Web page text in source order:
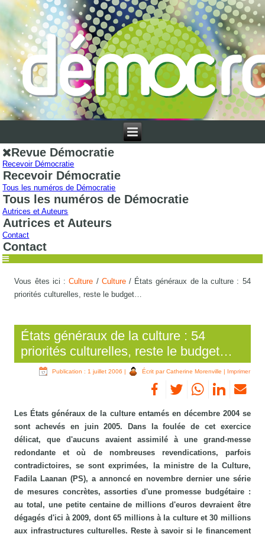
Revue Démocratie
Recevoir Démocratie
Recevoir Démocratie
Tous les numéros de Démocratie
Tous les numéros de Démocratie
Autrices et Auteurs
Autrices et Auteurs
Contact
Contact
Vous êtes ici :Culture / Culture/ États généraux de la culture : 54
priorités culturelles, reste le budget…
États généraux de la culture : 54
priorités culturelles, reste le budget…
Publication : 1 juillet 2006 | Écrit par Catherine Morenville | Imprimer
Les États généraux de la culture entamés en décembre 2004 se
sont achevés en juin 2005. Dans la foulée de cet exercice
délicat, que d'aucuns avaient assimilé à une grand-messe
redondante et où de nombreuses revendications, parfois
contradictoires, se sont exprimées, la ministre de la Culture,
Fadila Laanan (PS), a annoncé en novembre dernier une série
de mesures concrètes, assorties d'une promesse budgétaire :
au total, une petite centaine de millions d'euros devraient être
dégagés d'ici à 2009, dont 65 millions à la culture et 30 millions
aux infrastructures culturelles. Reste à savoir si le financement